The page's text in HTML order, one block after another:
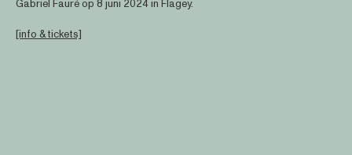
Gabriel Fauré op 8 juni 2024 in Flagey.
[info & tickets]